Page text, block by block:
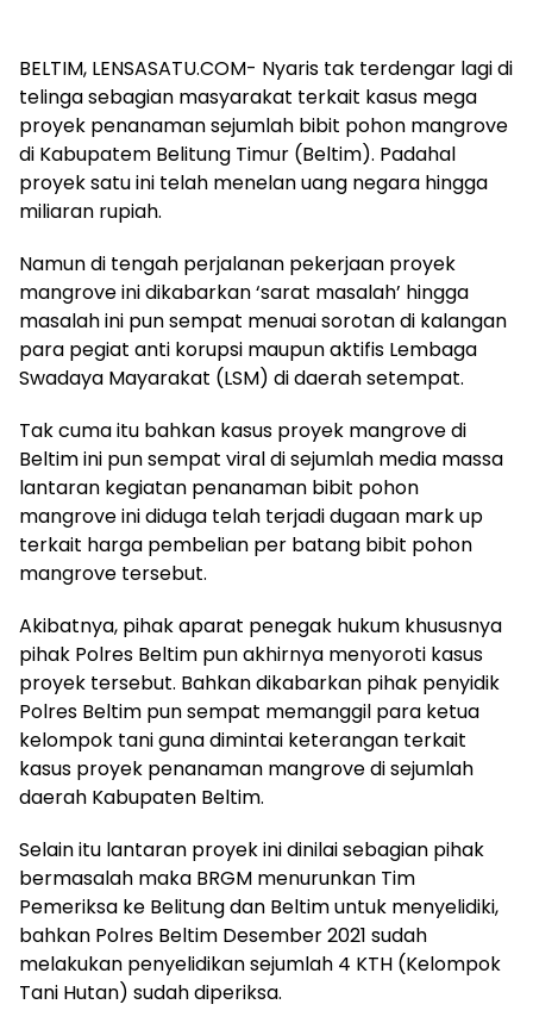
BELTIM, LENSASATU.COM- Nyaris tak terdengar lagi di
telinga sebagian masyarakat terkait kasus mega
proyek penanaman sejumlah bibit pohon mangrove
di Kabupatem Belitung Timur (Beltim). Padahal
proyek satu ini telah menelan uang negara hingga
miliaran rupiah.
Namun di tengah perjalanan pekerjaan proyek
mangrove ini dikabarkan ‘sarat masalah’ hingga
masalah ini pun sempat menuai sorotan di kalangan
para pegiat anti korupsi maupun aktifis Lembaga
Swadaya Mayarakat (LSM) di daerah setempat.
Tak cuma itu bahkan kasus proyek mangrove di
Beltim ini pun sempat viral di sejumlah media massa
lantaran kegiatan penanaman bibit pohon
mangrove ini diduga telah terjadi dugaan mark up
terkait harga pembelian per batang bibit pohon
mangrove tersebut.
Akibatnya, pihak aparat penegak hukum khususnya
pihak Polres Beltim pun akhirnya menyoroti kasus
proyek tersebut. Bahkan dikabarkan pihak penyidik
Polres Beltim pun sempat memanggil para ketua
kelompok tani guna dimintai keterangan terkait
kasus proyek penanaman mangrove di sejumlah
daerah Kabupaten Beltim.
Selain itu lantaran proyek ini dinilai sebagian pihak
bermasalah maka BRGM menurunkan Tim
Pemeriksa ke Belitung dan Beltim untuk menyelidiki,
bahkan Polres Beltim Desember 2021 sudah
melakukan penyelidikan sejumlah 4 KTH (Kelompok
Tani Hutan) sudah diperiksa.